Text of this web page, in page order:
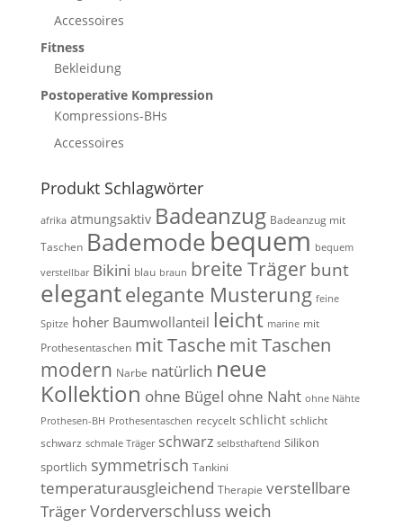
Accessoires
Fitness
Bekleidung
Postoperative Kompression
Kompressions-BHs
Accessoires
Produkt Schlagwörter
afrika atmungsaktiv Badeanzug Badeanzug mit
Taschen Bademodebequem bequem
verstellbar Bikini blau braun breite Träger bunt
elegantelegante Musterung feine
Spitze hoher Baumwollanteil leicht marine mit
Prothesentaschen mit Taschemit Taschen
modern Narbe natürlich neue
Kollektion ohne Bügel ohne Naht ohne Nähte
Prothesen-BH Prothesentaschen recycelt schlicht schlicht
schwarz schmale Träger schwarz selbsthaftend Silikon
sportlich symmetrisch Tankini
temperaturausgleichend Therapie verstellbare
TrägerVorderverschluss weich